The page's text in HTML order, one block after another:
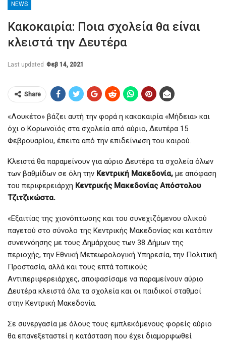
NEWS
Κακοκαιρία: Ποια σχολεία θα είναι
κλειστά την Δευτέρα
Last updated Φεβ 14, 2021
Share
«Λουκέτο» βάζει αυτή την φορά η κακοκαιρία «Μήδεια» και
όχι ο Κορωνοϊός στα σχολεία από αύριο, Δευτέρα 15
Φεβρουαρίου, έπειτα από την επιδείνωση του καιρού.
Κλειστά θα παραμείνουν για αύριο Δευτέρα τα σχολεία όλων
των βαθμίδων σε όλη την Κεντρική Μακεδονία, με απόφαση
του περιφερειάρχη Κεντρικής Μακεδονίας Απόστολου
Τζιτζικώστα.
«Εξαιτίας της χιονόπτωσης και του συνεχιζόμενου ολικού
παγετού στο σύνολο της Κεντρικής Μακεδονίας και κατόπιν
συνεννόησης με τους Δημάρχους των 38 Δήμων της
περιοχής, την Εθνική Μετεωρολογική Υπηρεσία, την Πολιτική
Προστασία, αλλά και τους επτά τοπικούς
Αντιπεριφερειάρχες, αποφασίσαμε να παραμείνουν αύριο
Δευτέρα κλειστά όλα τα σχολεία και οι παιδικοί σταθμοί
στην Κεντρική Μακεδονία.
Σε συνεργασία με όλους τους εμπλεκόμενους φορείς αύριο
θα επανεξεταστεί η κατάσταση που έχει διαμορφωθεί